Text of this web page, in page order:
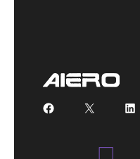
Facebook
X